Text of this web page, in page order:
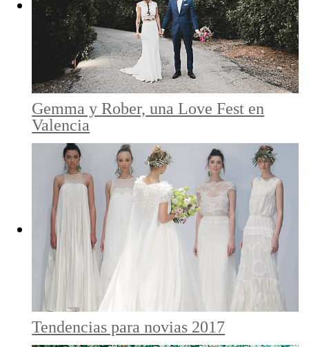
Gemma y Rober, una Love Fest en
Valencia
Tendencias para novias 2017